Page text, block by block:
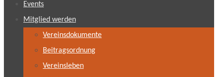
Events
Mitglied werden
Vereinsdokumente
Beitragsordnung
Vereinsleben